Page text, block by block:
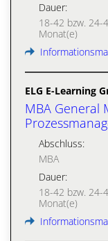
Dauer:
18-42 bzw. 24-
Monat(e)
ELG E-Learning
MBA General
Abschluss:
MBA
Dauer:
18-42 bzw. 24-
Monat(e)